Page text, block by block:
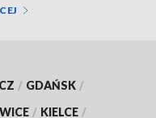
/ GDAŃSK /
/ KIELCE /